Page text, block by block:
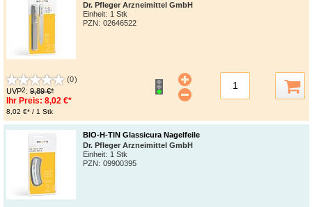
Dr. Pfleger Arzneimittel GmbH
Einheit: 1 Stk
PZN: 02646522
(0)
UVP2: 9,89 €*
Ihr Preis: 8,02 €*
8,02 €* / 1 Stk
BIO-H-TIN Glassicura Nagelfeile
Dr. Pfleger Arzneimittel GmbH
Einheit: 1 Stk
PZN: 09900395